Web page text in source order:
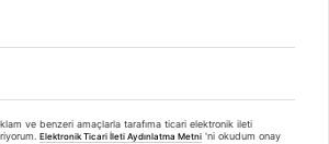
HİZMETLERİ
ve benzeri amaçlarla tarafıma ticari elektronik ileti
Elektronik Ticari İleti Aydınlatma Metni 'ni okudum onay